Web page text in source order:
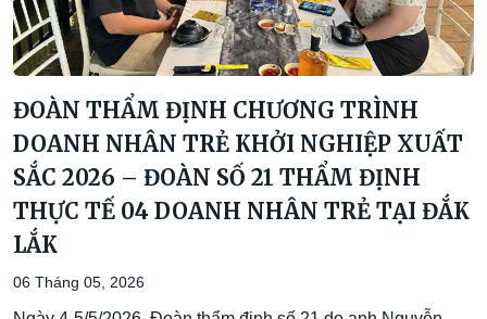
ĐOÀN THẨM ĐỊNH CHƯƠNG TRÌNH
DOANH NHÂN TRẺ KHỞI NGHIỆP XUẤT
SẮC 2026 – ĐOÀN SỐ 21 THẨM ĐỊNH
THỰC TẾ 04 DOANH NHÂN TRẺ TẠI ĐẮK
LẮK
06 Tháng 05, 2026